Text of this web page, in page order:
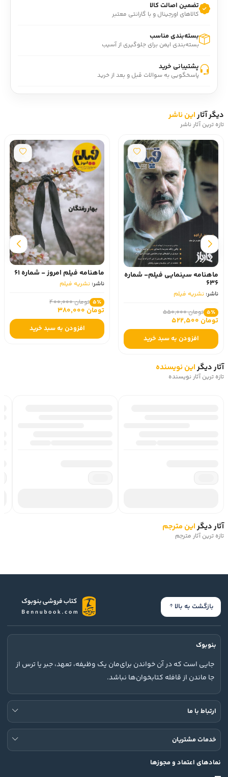
تضمین اصالت کالا
کالاهای اورجینال و با گارانتی معتبر
بسته‌بندی مناسب
بسته‌بندی ایمن برای جلوگیری از آسیب
پشتیبانی خرید
پاسخگویی به سوالات قبل و بعد از خرید
دیگر آثاراین ناشر
تازه ترین آثار ناشر
ماهنامه سینمایی فیلم- شماره
636
ناشر: نشریه فیلم
5٪ تومان 550,000
تومان 522,500
افزودن به سبد خرید
ماهنامه فیلم امروز - شماره 61
ناشر: نشریه فیلم
5٪ تومان 400,000
تومان 380,000
افزودن به سبد خرید
آثار دیگراین نویسنده
تازه ترین آثار نویسنده
آثار دیگراین مترجم
تازه ترین آثار مترجم
بازگشت به بالا
بنوبوک
جایی است که در آن خواندن برای‌مان یک وظیفه، تعهد، جبر یا ترس از
جا ماندن از قافله کتابخوان‌ها نباشد.
ارتباط با ما
خدمات مشتریان
نمادهای اعتماد و مجوزها